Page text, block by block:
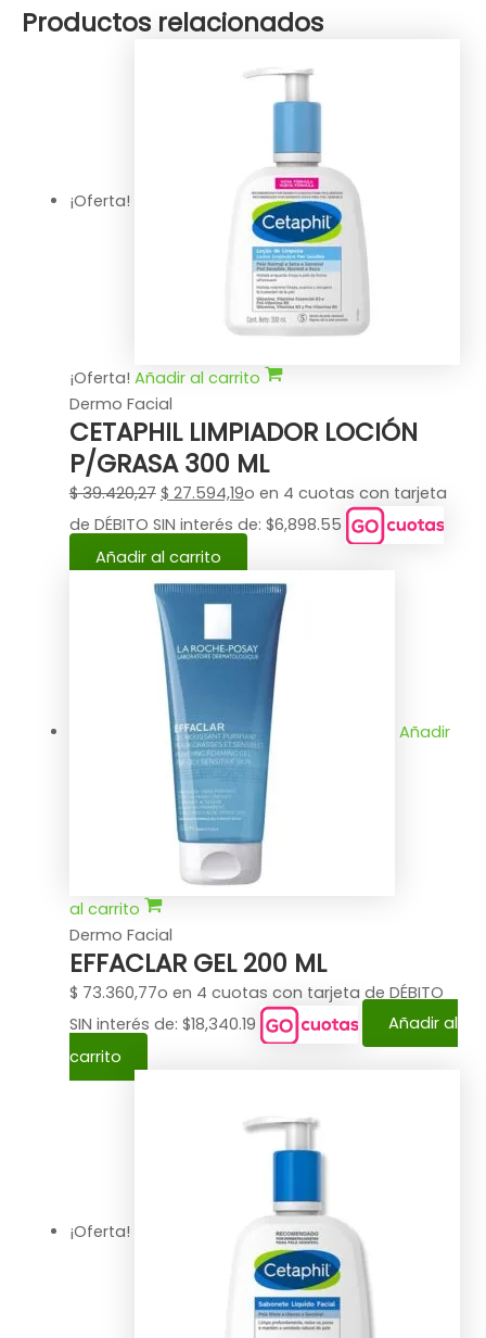
Productos relacionados
¡Oferta!
¡Oferta! Añadir al carrito
Dermo Facial
CETAPHIL LIMPIADOR LOCIÓN
P/GRASA 300 ML
$39.420,27 $ 27.594,19o en 4 cuotas con tarjeta
de DÉBITO SIN interés de: $6,898.55
Añadir al carrito
Añadir
al carrito
Dermo Facial
EFFACLAR GEL 200 ML
$ 73.360,77o en 4 cuotas con tarjeta de DÉBITO
SIN interés de: $18,340.19
Añadir al
carrito
¡Oferta!